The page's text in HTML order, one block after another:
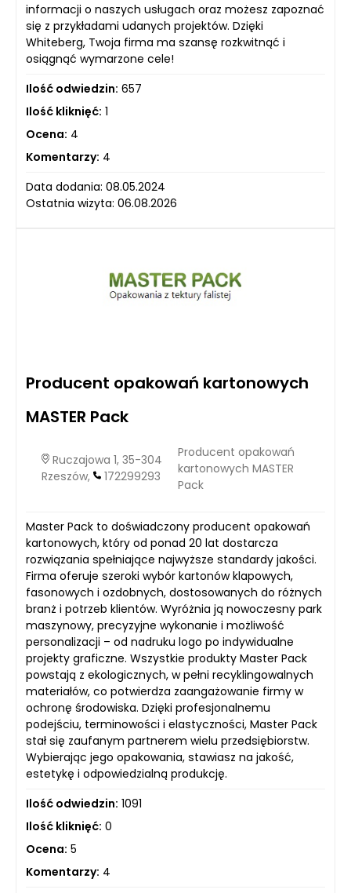
informacji o naszych usługach oraz możesz zapoznać
się z przykładami udanych projektów. Dzięki
Whiteberg, Twoja firma ma szansę rozkwitnąć i
osiągnąć wymarzone cele!
Ilość odwiedzin: 657
Ilość kliknięć: 1
Ocena: 4
Komentarzy: 4
Data dodania: 08.05.2024
Ostatnia wizyta: 06.08.2026
Producent opakowań kartonowych
MASTER Pack
Ruczajowa 1, 35-304
Rzeszów,
172299293
Producent opakowań
kartonowych MASTER
Pack
Master Pack to doświadczony producent opakowań
kartonowych, który od ponad 20 lat dostarcza
rozwiązania spełniające najwyższe standardy jakości.
Firma oferuje szeroki wybór kartonów klapowych,
fasonowych i ozdobnych, dostosowanych do różnych
branż i potrzeb klientów. Wyróżnia ją nowoczesny park
maszynowy, precyzyjne wykonanie i możliwość
personalizacji – od nadruku logo po indywidualne
projekty graficzne. Wszystkie produkty Master Pack
powstają z ekologicznych, w pełni recyklingowalnych
materiałów, co potwierdza zaangażowanie firmy w
ochronę środowiska. Dzięki profesjonalnemu
podejściu, terminowości i elastyczności, Master Pack
stał się zaufanym partnerem wielu przedsiębiorstw.
Wybierając jego opakowania, stawiasz na jakość,
estetykę i odpowiedzialną produkcję.
Ilość odwiedzin: 1091
Ilość kliknięć: 0
Ocena: 5
Komentarzy: 4